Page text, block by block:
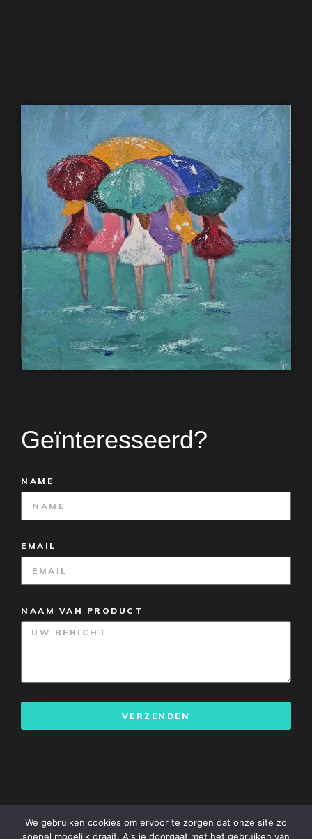
Geïnteresseerd?
NAME
EMAIL
NAAM VAN PRODUCT
VERZENDEN
We gebruiken cookies om ervoor te zorgen dat onze site zo
soepel mogelijk draait. Als je doorgaat met het gebruiken van